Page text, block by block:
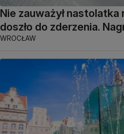
Nie zauważył nastolatka
doszło do zderzenia.
WROCŁAW